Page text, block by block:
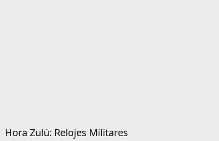
Hora Zulú: Relojes Militares